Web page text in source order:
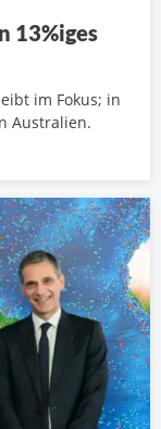
13%iges
im Fokus; in
Australien.